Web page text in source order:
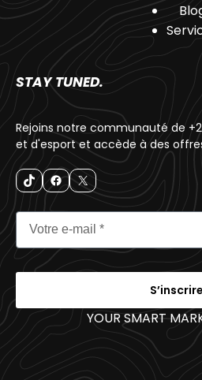
STAY TUNED.
Rejoins notre communauté de
et d'esport et accède à des
S’inscrire
YOUR SMART